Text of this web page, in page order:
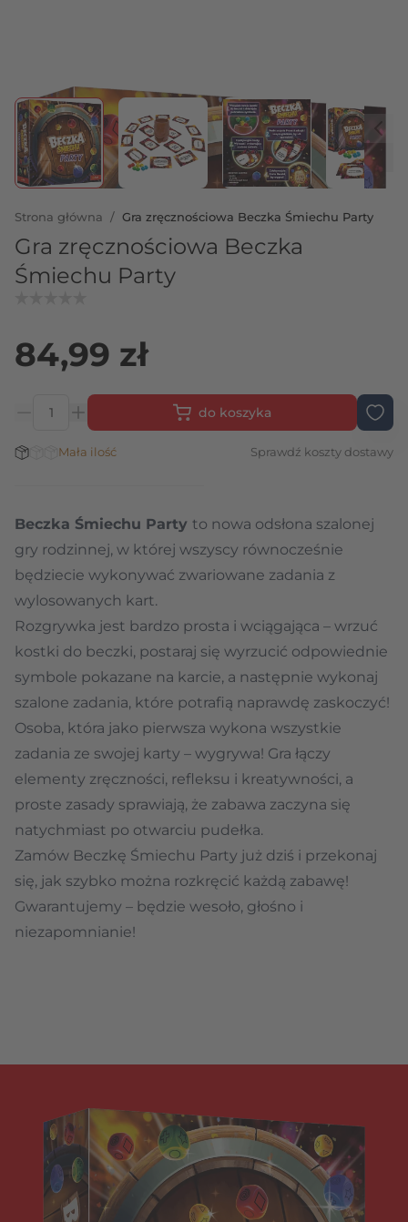
View larger imageView larger imageView larger image
Strona główna / Gra zręcznościowa Beczka Śmiechu Party
Gra zręcznościowa Beczka
Śmiechu Party
84,99 zł
do koszyka
Stan magazynowy:
Mała ilość Sprawdź koszty dostawy
Beczka Śmiechu Party to nowa odsłona szalonej
gry rodzinnej, w której wszyscy równocześnie
będziecie wykonywać zwariowane zadania z
wylosowanych kart.
Rozgrywka jest bardzo prosta i wciągająca – wrzuć
kostki do beczki, postaraj się wyrzucić odpowiednie
symbole pokazane na karcie, a następnie wykonaj
szalone zadania, które potrafią naprawdę zaskoczyć!
Osoba, która jako pierwsza wykona wszystkie
zadania ze swojej karty – wygrywa! Gra łączy
elementy zręczności, refleksu i kreatywności, a
proste zasady sprawiają, że zabawa zaczyna się
natychmiast po otwarciu pudełka.
Zamów Beczkę Śmiechu Party już dziś i przekonaj
się, jak szybko można rozkręcić każdą zabawę!
Gwarantujemy – będzie wesoło, głośno i
niezapomnianie!